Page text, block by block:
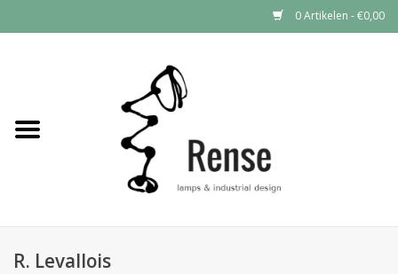
0 Artikelen - €0,00
Industrial lamps
R. Levallois